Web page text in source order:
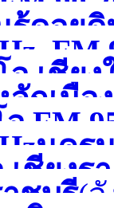
รู้ดอย
FM
เชียง
กเมือ
อ FM
นคร
เชียงร
ชบุรี(